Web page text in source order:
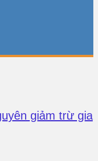
giảm trừ gia